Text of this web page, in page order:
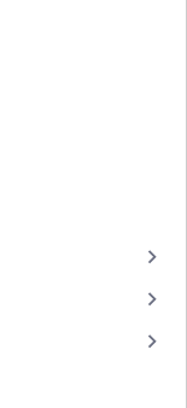
keyboard_arrow_right
keyboard_arrow_right
keyboard_arrow_right